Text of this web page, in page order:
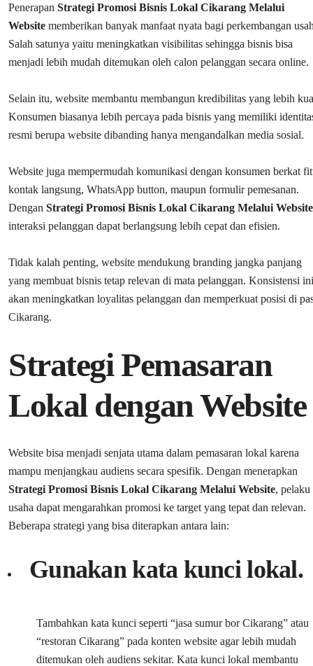
Penerapan Strategi Promosi Bisnis Lokal Cikarang Melalui
Website memberikan banyak manfaat nyata bagi perkembangan
Salah satunya yaitu meningkatkan visibilitas sehingga bisnis bisa
menjadi lebih mudah ditemukan oleh calon pelanggan secara online.
Selain itu, website membantu membangun kredibilitas yang lebih
Konsumen biasanya lebih percaya pada bisnis yang memiliki
resmi berupa website dibanding hanya mengandalkan media sosial.
Website juga mempermudah komunikasi dengan konsumen berkat
kontak langsung, WhatsApp button, maupun formulir pemesanan.
Dengan Strategi Promosi Bisnis Lokal Cikarang Melalui Website
interaksi pelanggan dapat berlangsung lebih cepat dan efisien.
Tidak kalah penting, website mendukung branding jangka panjang
yang membuat bisnis tetap relevan di mata pelanggan. Konsistensi ini
akan meningkatkan loyalitas pelanggan dan memperkuat posisi di
Cikarang.
Strategi Pemasaran
Lokal dengan Website
Website bisa menjadi senjata utama dalam pemasaran lokal karena
mampu menjangkau audiens secara spesifik. Dengan menerapkan
Strategi Promosi Bisnis Lokal Cikarang Melalui Website, pelaku
usaha dapat mengarahkan promosi ke target yang tepat dan relevan.
Beberapa strategi yang bisa diterapkan antara lain:
Gunakan kata kunci lokal.
Tambahkan kata kunci seperti “jasa sumur bor Cikarang” atau
“restoran Cikarang” pada konten website agar lebih mudah
ditemukan oleh audiens sekitar. Kata kunci lokal membantu